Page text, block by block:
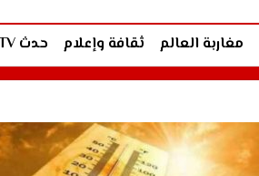
مغاربة العالم ثقافة وإعلام حدث TV